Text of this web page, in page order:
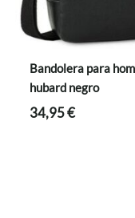
Bandolera para
hubard negro
34,95€